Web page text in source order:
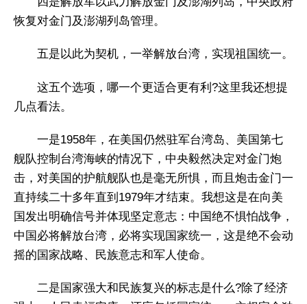
恢复对金门及澎湖列岛管理。
五是以此为契机，一举解放台湾，实现祖国统一。
这五个选项，哪一个更适合更有利?这里我还想提
几点看法。
一是1958年，在美国仍然驻军台湾岛、美国第七
舰队控制台湾海峡的情况下，中央毅然决定对金门炮
击，对美国的护航舰队也是毫无所惧，而且炮击金门一
直持续二十多年直到1979年才结束。我想这是在向美
国发出明确信号并体现坚定意志：中国绝不惧怕战争，
中国必将解放台湾，必将实现国家统一，这是绝不会动
摇的国家战略、民族意志和军人使命。
二是国家强大和民族复兴的标志是什么?除了经济